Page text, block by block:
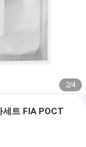
2/4
세트 FIA POCT